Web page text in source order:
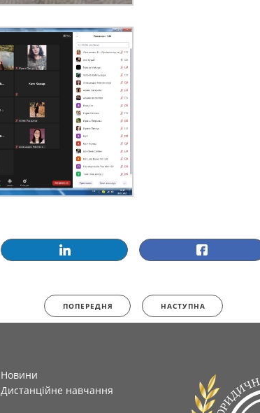
ПОПЕРЕДНЯ НАСТУПНА
Новини
Дистанційне навчання